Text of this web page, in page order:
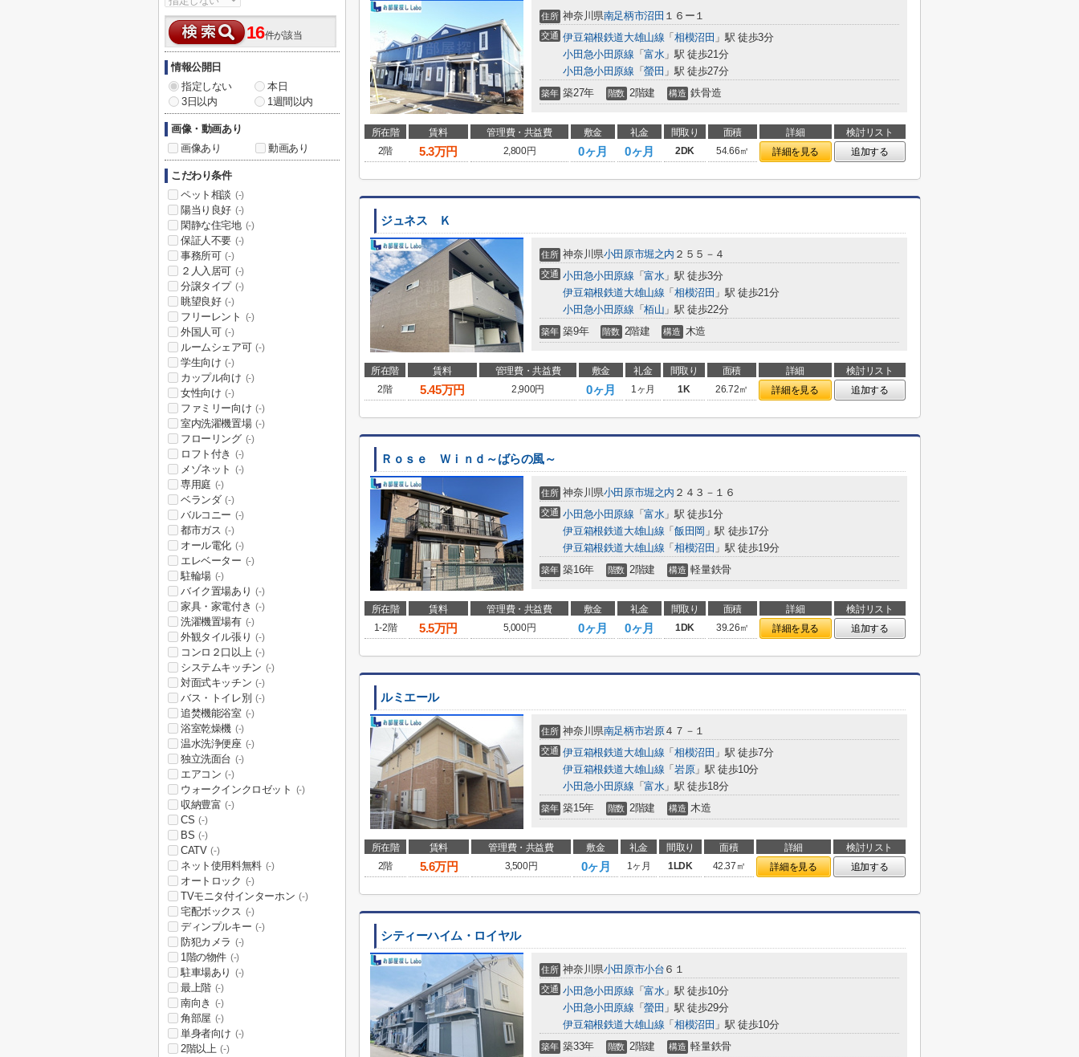
住所 神奈川県南足柄市沼田 １６ー１
交通 伊豆箱根鉄道大雄山線 「相模沼田 」駅 徒歩3分
小田急小田原線 「富水」駅 徒歩21分
小田急小田原線 「螢田 」駅 徒歩27分
築年 築27年 階数 2階建 構造 鉄骨造
所在階 賃料 管理費・共益費 敷金 礼金 間取り 面積 詳細
検討リスト
2階
5.3万円 2,800円 0ヶ月 0ヶ月 2DK 54.66㎡ 詳細を見る 追加する
ジュネス Ｋ
住所 神奈川県小田原市堀之内 ２５５－４
交通 小田急小田原線 「富水」駅 徒歩3分
伊豆箱根鉄道大雄山線 「相模沼田 」駅 徒歩21分
小田急小田原線 「栢山 」駅 徒歩22分
築年 築9年 階数 2階建 構造 木造
所在階 賃料 管理費・共益費 敷金 礼金 間取り 面積 詳細
検討リスト
2階
5.45万円 2,900円 0ヶ月 1ヶ月 1K 26.72㎡ 詳細を見る 追加する
Ｒｏｓｅ Ｗｉｎｄ～ばらの風～
住所 神奈川県小田原市堀之内 ２４３－１６
交通 小田急小田原線 「富水」駅 徒歩1分
伊豆箱根鉄道大雄山線 「飯田岡 」駅 徒歩17分
伊豆箱根鉄道大雄山線 「相模沼田 」駅 徒歩19分
築年 築16年 階数 2階建 構造 軽量鉄骨
所在階 賃料 管理費・共益費 敷金 礼金 間取り 面積 詳細
検討リスト
1-2階
5.5万円 5,000円 0ヶ月 0ヶ月 1DK 39.26㎡ 詳細を見る 追加する
ルミエール
住所 神奈川県南足柄市岩原４７－１
交通 伊豆箱根鉄道大雄山線 「相模沼田 」駅 徒歩7分
伊豆箱根鉄道大雄山線 「岩原」駅 徒歩10分
小田急小田原線 「富水」駅 徒歩18分
築年 築15年 階数 2階建 構造 木造
所在階 賃料 管理費・共益費 敷金 礼金 間取り 面積 詳細
検討リスト
2階
5.6万円 3,500円 0ヶ月 1ヶ月 1LDK 42.37㎡ 詳細を見る 追加する
シティーハイム・ロイヤル
住所 神奈川県小田原市小台 ６１
交通 小田急小田原線 「富水」駅 徒歩10分
小田急小田原線 「螢田 」駅 徒歩29分
伊豆箱根鉄道大雄山線 「相模沼田 」駅 徒歩10分
築年 築33年 階数 2階建 構造 軽量鉄骨
16件が該当
情報公開日
指定しない
本日
3日以内
1週間以内
画像・動画あり
画像あり
動画あり
こだわり条件
ペット相談 (-)
陽当り良好 (-)
閑静な住宅地 (-)
保証人不要 (-)
事務所可 (-)
２人入居可 (-)
分譲タイプ (-)
眺望良好 (-)
フリーレント (-)
外国人可 (-)
ルームシェア可 (-)
学生向け (-)
カップル向け (-)
女性向け (-)
ファミリー向け (-)
室内洗濯機置場 (-)
フローリング (-)
ロフト付き (-)
メゾネット (-)
専用庭 (-)
ベランダ (-)
バルコニー (-)
都市ガス (-)
オール電化 (-)
エレベーター (-)
駐輪場 (-)
バイク置場あり (-)
家具・家電付き (-)
洗濯機置場有 (-)
外観タイル張り (-)
コンロ２口以上 (-)
システムキッチン (-)
対面式キッチン (-)
バス・トイレ別 (-)
追焚機能浴室 (-)
浴室乾燥機 (-)
温水洗浄便座 (-)
独立洗面台 (-)
エアコン (-)
ウォークインクロゼット (-)
収納豊富 (-)
CS (-)
BS (-)
CATV (-)
ネット使用料無料 (-)
オートロック (-)
TVモニタ付インターホン (-)
宅配ボックス (-)
ディンプルキー (-)
防犯カメラ (-)
1階の物件 (-)
駐車場あり (-)
最上階 (-)
南向き (-)
角部屋 (-)
単身者向け (-)
2階以上 (-)